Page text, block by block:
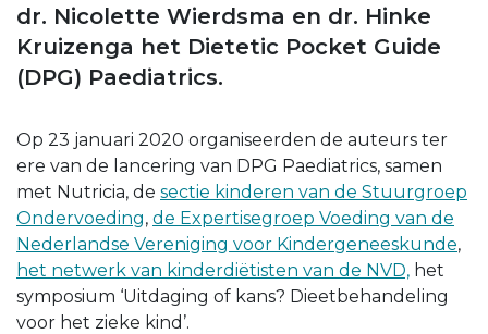
dr. Nicolette Wierdsma en dr. Hinke
Kruizenga het Dietetic Pocket Guide
(DPG) Paediatrics.
Op 23 januari 2020 organiseerden de auteurs ter
ere van de lancering van DPG Paediatrics, samen
met Nutricia, de sectie kinderen van de Stuurgroep
Ondervoeding, de Expertisegroep Voeding van de
Nederlandse Vereniging voor Kindergeneeskunde,
het netwerk van kinderdiëtisten van de NVD, het
symposium ‘Uitdaging of kans? Dieetbehandeling
voor het zieke kind’.